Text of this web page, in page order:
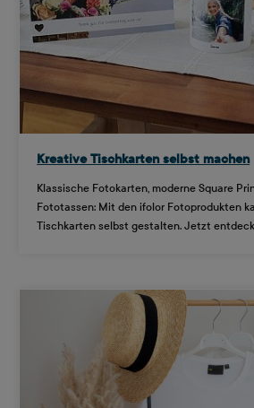
Kreative Tischkarten selbst machen
Klassische Fotokarten, moderne Square
Fototassen: Mit den ifolor Fotoprodukten
Tischkarten selbst gestalten. Jetzt